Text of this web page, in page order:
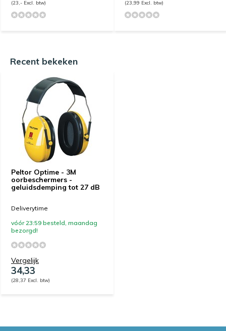
(23,- Excl. btw) (23,99 Excl. btw)
Recent bekeken
Peltor Optime - 3M
oorbeschermers -
geluidsdemping tot 27 dB
Deliverytime
vóór 23:59 besteld, maandag
bezorgd!
Vergelijk
34,33
(28,37 Excl. btw)